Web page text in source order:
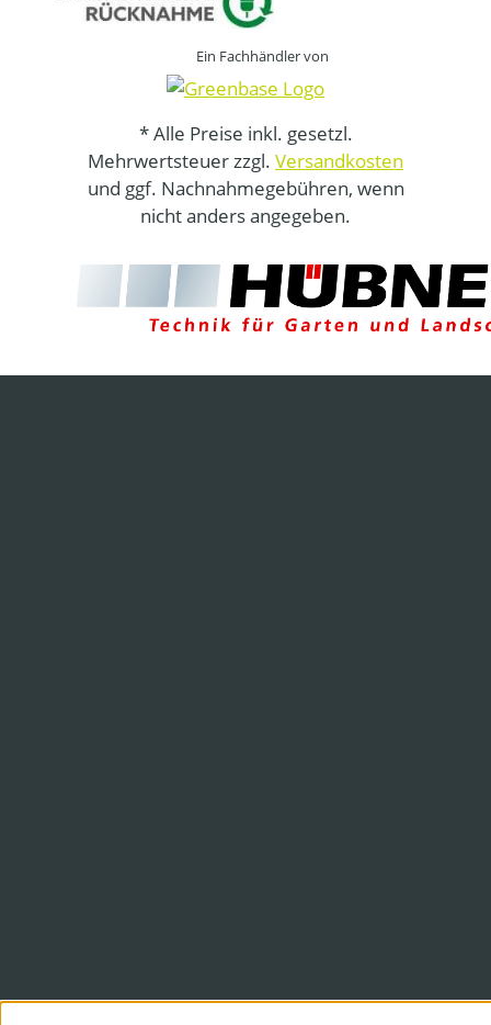
Ein Fachhändler von
* Alle Preise inkl. gesetzl.
Mehrwertsteuer zzgl. Versandkosten
und ggf. Nachnahmegebühren, wenn
nicht anders angegeben.